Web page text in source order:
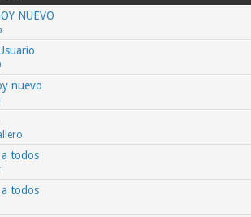
NUEVO
nuevo
a todos
a todos